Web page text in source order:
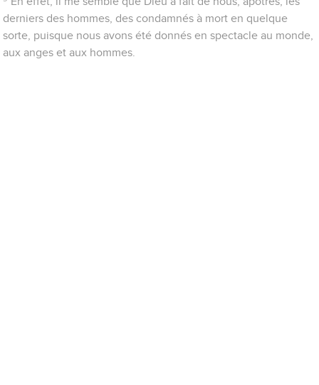
derniers des hommes, des condamnés à mort en quelque
sorte, puisque nous avons été donnés en spectacle au monde,
aux anges et aux hommes.